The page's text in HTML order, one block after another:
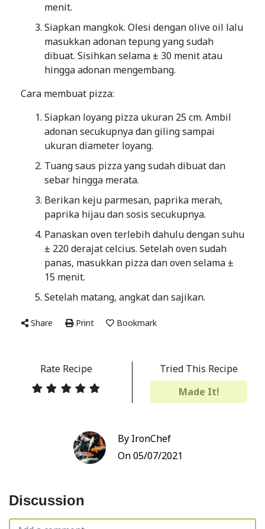
menit.
Siapkan mangkok. Olesi dengan olive oil lalu
masukkan adonan tepung yang sudah
dibuat. Sisihkan selama ± 30 menit atau
hingga adonan mengembang.
Cara membuat pizza:
Siapkan loyang pizza ukuran 25 cm. Ambil
adonan secukupnya dan giling sampai
ukuran diameter loyang.
Tuang saus pizza yang sudah dibuat dan
sebar hingga merata.
Berikan keju parmesan, paprika merah,
paprika hijau dan sosis secukupnya.
Panaskan oven terlebih dahulu dengan suhu
± 220 derajat celcius. Setelah oven sudah
panas, masukkan pizza dan oven selama ±
15 menit.
Setelah matang, angkat dan sajikan.
Share Print Bookmark
Rate Recipe
Tried This Recipe
Made It!
By IronChef
On 05/07/2021
Discussion